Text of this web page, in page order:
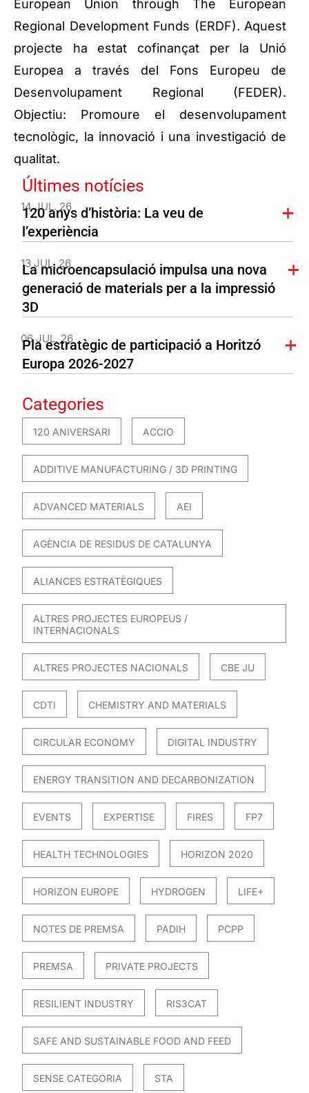
European Union through The European
Regional Development Funds (ERDF). Aquest
projecte ha estat cofinançat per la Unió
Europea a través del Fons Europeu de
Desenvolupament Regional (FEDER).
Objectiu: Promoure el desenvolupament
tecnològic, la innovació i una investigació de
qualitat.
Últimes notícies
14 JUL. 26
120 anys d’història: La veu de
l’experiència
13 JUL. 26
La microencapsulació impulsa una nova
generació de materials per a la impressió
3D
06 JUL. 26
Pla estratègic de participació a Horitzó
Europa 2026-2027
Categories
120 ANIVERSARI ACCIO
ADDITIVE MANUFACTURING / 3D PRINTING
ADVANCED MATERIALS AEI
AGÈNCIA DE RESIDUS DE CATALUNYA
ALIANCES ESTRATÈGIQUES
ALTRES PROJECTES EUROPEUS /
INTERNACIONALS
ALTRES PROJECTES NACIONALS CBE JU
CDTI CHEMISTRY AND MATERIALS
CIRCULAR ECONOMY DIGITAL INDUSTRY
ENERGY TRANSITION AND DECARBONIZATION
EVENTS EXPERTISE FIRES FP7
HEALTH TECHNOLOGIES HORIZON 2020
HORIZON EUROPE HYDROGEN LIFE+
NOTES DE PREMSA PADIH PCPP
PREMSA PRIVATE PROJECTS
RESILIENT INDUSTRY RIS3CAT
SAFE AND SUSTAINABLE FOOD AND FEED
SENSE CATEGORIA STA